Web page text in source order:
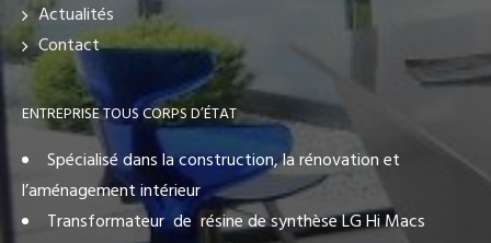
Actualités
Contact
ENTREPRISE TOUS CORPS D’ÉTAT
Spécialisé dans la construction, la rénovation et
l’aménagement intérieur
Transformateur de résine de synthèse LG Hi Macs